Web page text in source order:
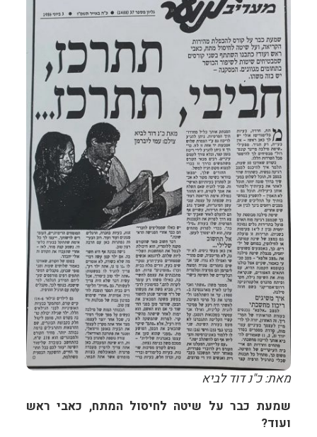
מאת: כ"נ דוד לביא
שמעת כבר על שיטה לחיסול המתח, כאבי ראש
ועוד?